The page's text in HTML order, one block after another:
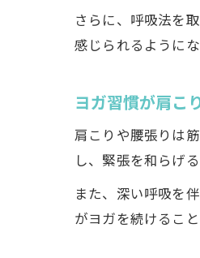
さらに、呼吸法を
感じられるように
ヨガ習慣が肩こ
肩こりや腰張りは
し、緊張を和らげ
また、深い呼吸を
がヨガを続けるこ